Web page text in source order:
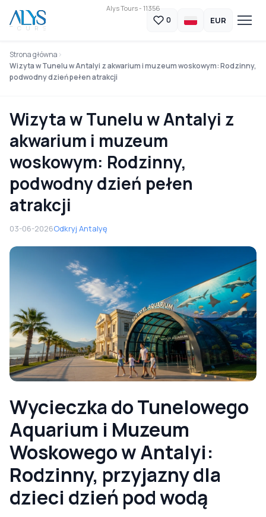
Alys Tours - 11356
0 EUR
Strona główna
Wizyta w Tunelu w Antalyi z akwarium i muzeum woskowym: Rodzinny,
podwodny dzień pełen atrakcji
Wizyta w Tunelu w Antalyi z
akwarium i muzeum
woskowym: Rodzinny,
podwodny dzień pełen
atrakcji
03-06-2026Odkryj Antalyę
Wycieczka do Tunelowego
Aquarium i Muzeum
Woskowego w Antalyi:
Rodzinny, przyjazny dla
dzieci dzień pod wodą